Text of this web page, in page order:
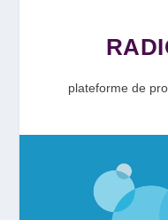
plateforme de